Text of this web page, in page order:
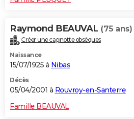
Raymond BEAUVAL (75 ans)
Créer une cagnotte obsèques
Naissance
15/07/1925 à Nibas
Décès
05/04/2001 à Rouvroy-en-Santerre
Famille BEAUVAL